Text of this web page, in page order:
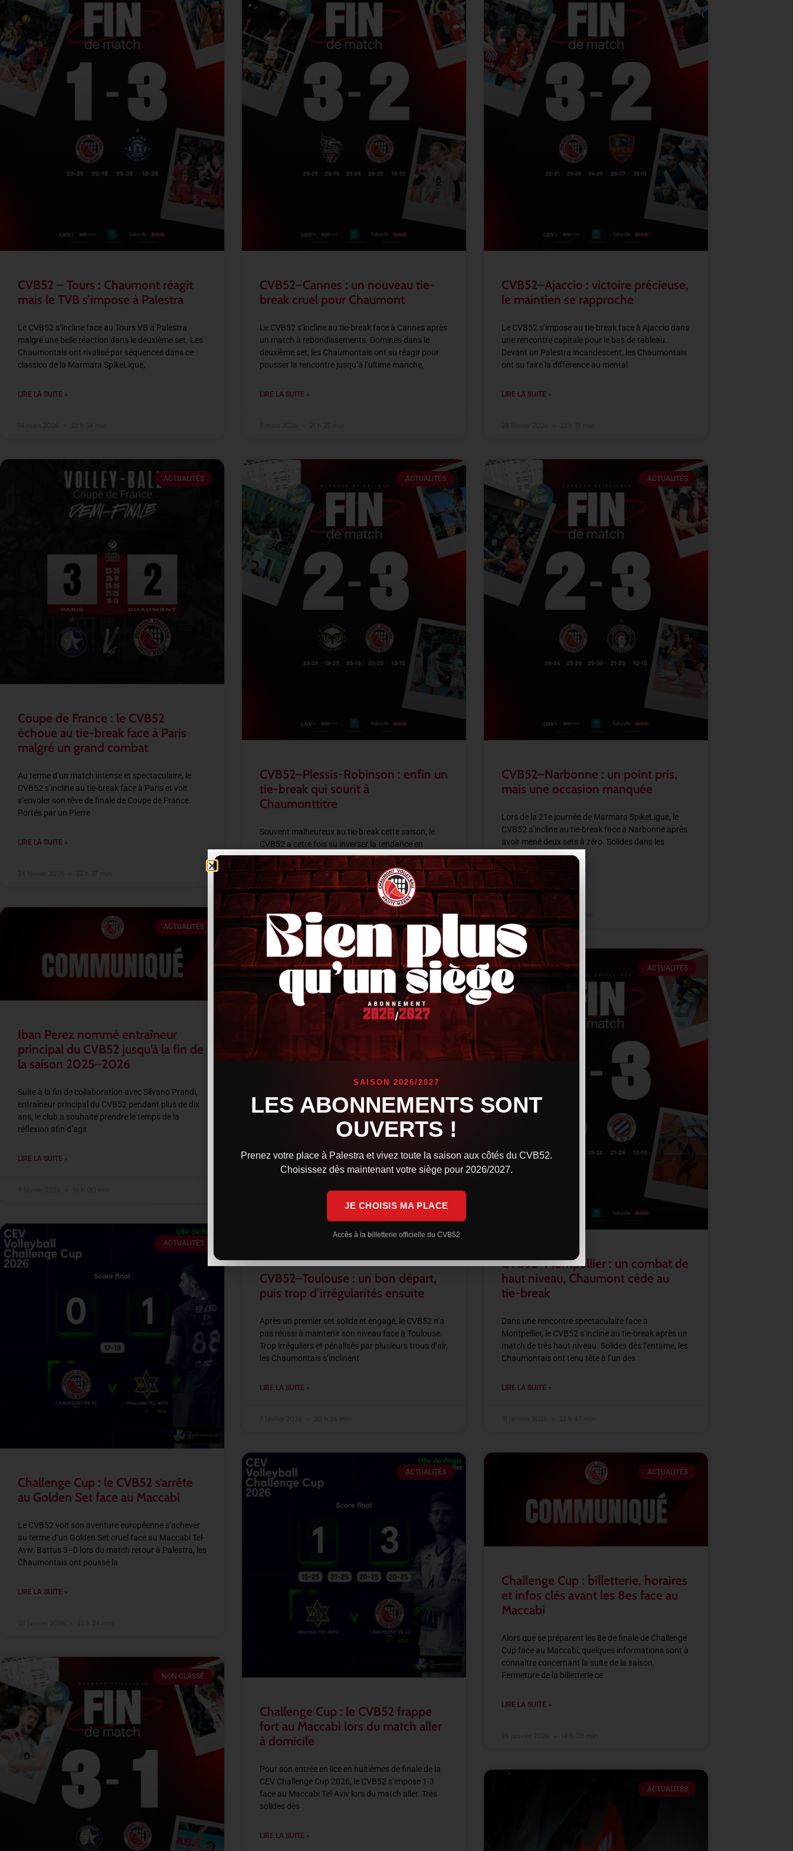
CVB52 – Tours : Chaumont réagit
mais le TVB s’impose à Palestra
Le CVB52 s’incline face au Tours VB à Palestra
malgré une belle réaction dans le deuxième set. Les
Chaumontais ont rivalisé par séquences dans ce
classico de la Marmara SpikeLigue,
LIRE LA SUITE »
CVB52–Cannes : un nouveau tie-
break cruel pour Chaumont
Le CVB52 s’incline au tie-break face à Cannes après
un match à rebondissements. Dominés dans le
deuxième set, les Chaumontais ont su réagir pour
pousser la rencontre jusqu’à l’ultime manche,
LIRE LA SUITE »
CVB52–Ajaccio : victoire précieuse,
le maintien se rapproche
Le CVB52 s’impose au tie-break face à Ajaccio dans
une rencontre capitale pour le bas de tableau.
Devant un Palestra incandescent, les Chaumontais
ont su faire la différence au mental
LIRE LA SUITE »
ACTUALITÉS
Coupe de France : le CVB52
échoue au tie-break face à Paris
malgré un grand combat
Au terme d’un match intense et spectaculaire, le
CVB52 s’incline au tie-break face à Paris et voit
s’envoler son rêve de finale de Coupe de France.
Portés par un Pierre
LIRE LA SUITE »
ACTUALITÉS
CVB52–Plessis-Robinson : enfin un
tie-break qui sourit à
Chaumonttitre
Souvent malheureux au tie-break cette saison, le
CVB52 a cette fois su inverser la tendance en
s’imposant 2-3 sur le terrain du Plessis-Robinson.
Après deux sets maîtrisés puis deux trous
LIRE LA SUITE »
21 février 2026 21 h 33 min
ACTUALITÉS
CVB52–Narbonne : un point pris,
mais une occasion manquée
Lors de la 21e journée de Marmara SpikeLigue, le
CVB52 s’incline au tie-break face à Narbonne après
avoir mené deux sets à zéro. Solides dans les
moments clés des deux
LIRE LA SUITE »
14 février 2026 21 h 36 min
ACTUALITÉS
Iban Perez nommé entraîneur
principal du CVB52 jusqu’à la fin de
la saison 2025–2026
Suite à la fin de collaboration avec Silvano Prandi,
entraîneur principal du CVB52 pendant plus de dix
ans, le club a souhaité prendre le temps de la
réflexion afin d’agir
LIRE LA SUITE »
ACTUALITÉS
CVB52–Toulouse : un bon départ,
puis trop d’irrégularités ensuite
Après un premier set solide et engagé, le CVB52 n’a
pas réussi à maintenir son niveau face à Toulouse.
Trop irréguliers et pénalisés par plusieurs trous d’air,
les Chaumontais s’inclinent
LIRE LA SUITE »
ACTUALITÉS
CVB52–Montpellier : un combat de
haut niveau, Chaumont cède au
tie-break
Dans une rencontre spectaculaire face à
Montpellier, le CVB52 s’incline au tie-break après un
match de très haut niveau. Solides dès l’entame, les
Chaumontais ont tenu tête à l’un des
LIRE LA SUITE »
ACTUALITÉS
Challenge Cup : le CVB52 s’arrête
au Golden Set face au Maccabi
Le CVB52 voit son aventure européenne s’achever
au terme d’un Golden Set cruel face au Maccabi Tel-
Aviv. Battus 3–0 lors du match retour à Palestra, les
Chaumontais ont poussé la
LIRE LA SUITE »
ACTUALITÉS
Challenge Cup : le CVB52 frappe
fort au Maccabi lors du match aller
à domicile
Pour son entrée en lice en huitièmes de finale de la
CEV Challenge Cup 2026, le CVB52 s’impose 1-3
face au Maccabi Tel-Aviv lors du match aller. Très
solides dès
LIRE LA SUITE »
ACTUALITÉS
Challenge Cup : billetterie, horaires
et infos clés avant les 8es face au
Maccabi
Alors que se préparent les 8e de finale de Challenge
Cup face au Maccabi, quelques informations sont à
connaître concernant la suite de la saison.
Fermeture de la billetterie ce
LIRE LA SUITE »
NON CLASSÉ
ACTUALITÉS
SAISON 2026/2027
LES ABONNEMENTS SONT
OUVERTS !
Prenez votre place à Palestra et vivez toute la saison aux côtés du CVB52.
Choisissez dès maintenant votre siège pour 2026/2027.
JE CHOISIS MA PLACE
Accès à la billetterie officielle du CVB52